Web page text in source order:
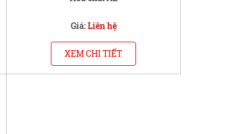
Giá:Liên hệ
XEM CHI TIẾT